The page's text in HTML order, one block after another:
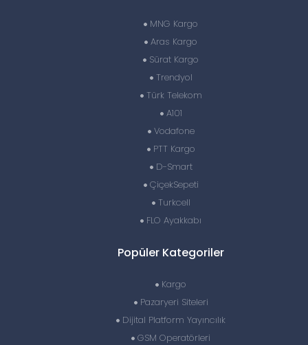
MNG Kargo
Aras Kargo
Sürat Kargo
Trendyol
Türk Telekom
A101
Vodafone
PTT Kargo
D-Smart
ÇiçekSepeti
Turkcell
FLO Ayakkabı
Popüler Kategoriler
Kargo
Pazaryeri Siteleri
Dijital Platform Yayıncılık
GSM Operatörleri